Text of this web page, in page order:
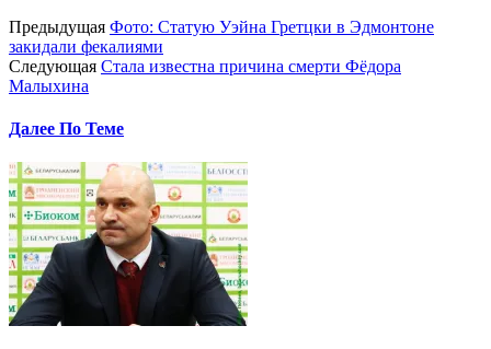
Предыдущая Фото: Статую Уэйна Гретцки в Эдмонтоне
закидали фекалиями
Следующая Стала известна причина смерти Фёдора
Малыхина
Далее По Теме